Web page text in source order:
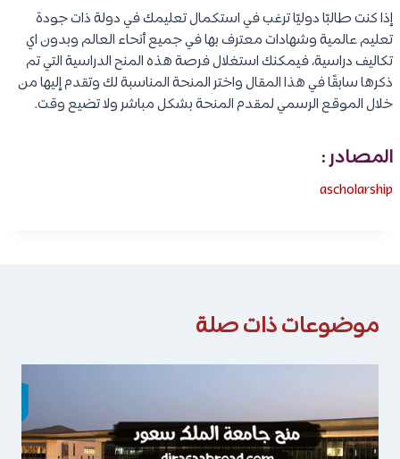
إذا كنت طالبًا دوليًا ترغب في استكمال تعليمك في دولة ذات جودة
تعليم عالمية وشهادات معترف بها في جميع أنحاء العالم وبدون اي
تكاليف دراسية، فيمكنك استغلال فرصة هذه المنح الدراسية التي تم
ذكرها سابقًا في هذا المقال واختر المنحة المناسبة لك وتقدم إليها من
خلال الموقع الرسمي لمقدم المنحة بشكل مباشر ولا تضيع وقت.
المصادر :
ascholarship
موضوعات ذات صلة